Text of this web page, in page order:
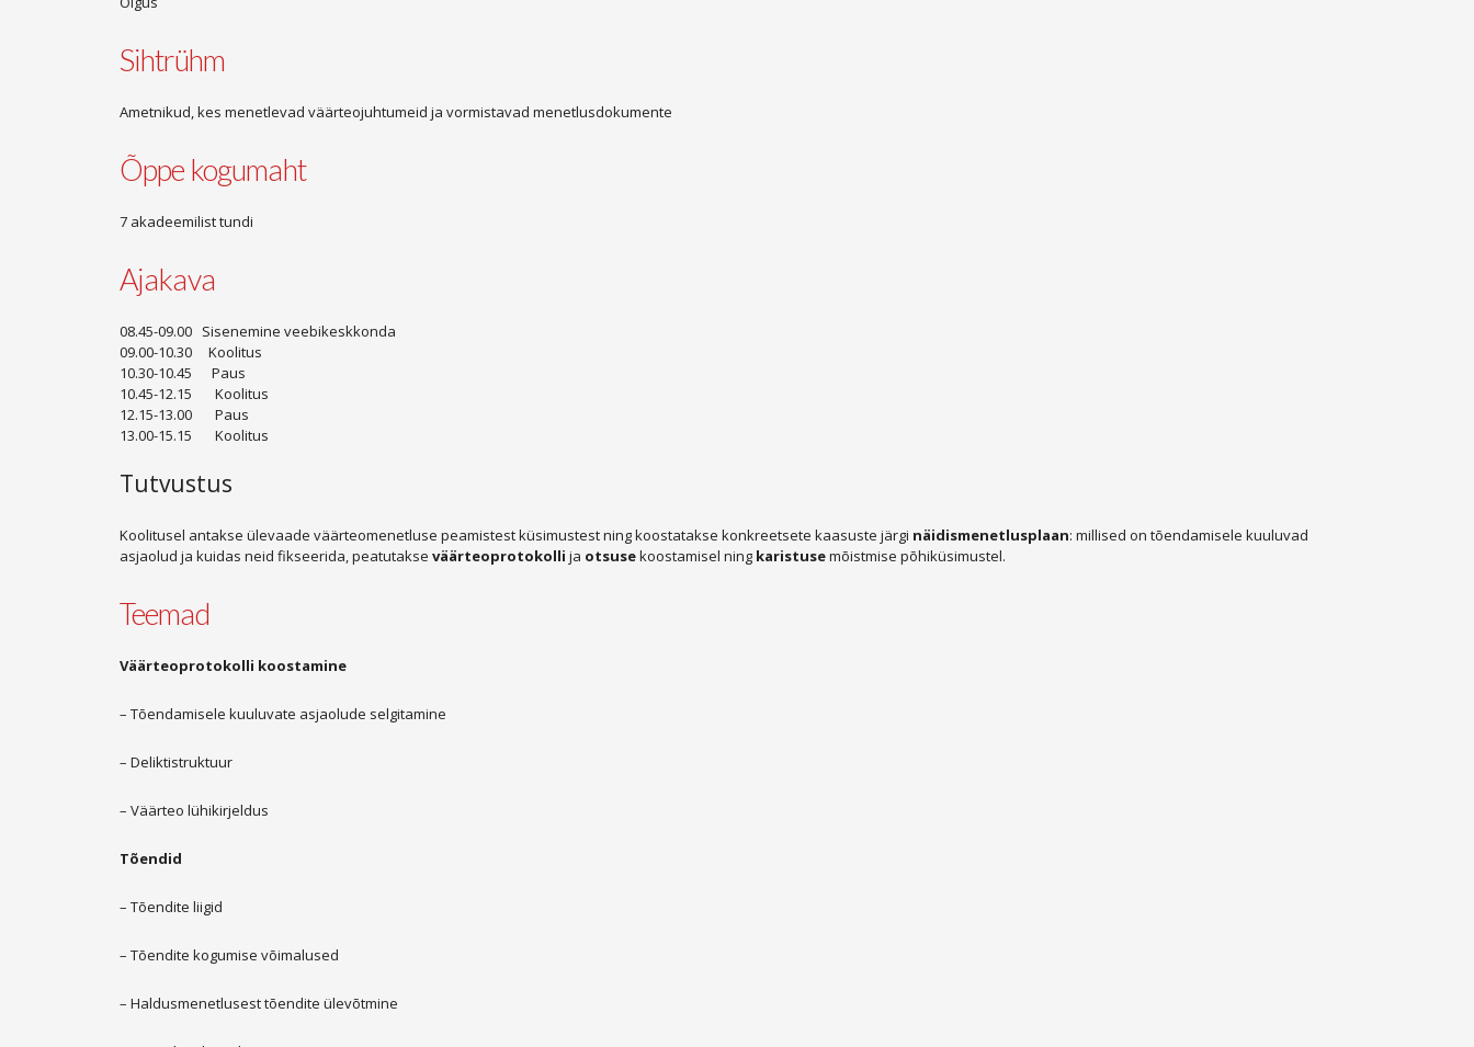
Sihtrühm
Ametnikud, kes menetlevad väärteojuhtumeid ja vormistavad menetlusdokumente
Õppe kogumaht
7 akadeemilist tundi
Ajakava
08.45-09.00 Sisenemine veebikeskkonda
09.00-10.30 Koolitus
10.30-10.45 Paus
10.45-12.15 Koolitus
12.15-13.00 Paus
13.00-15.15 Koolitus
Tutvustus
Koolitusel antakse ülevaade väärteomenetluse peamistest küsimustest ning koostatakse konkreetsete kaasuste järgi näidismenetlusplaan: millised on tõendamisele kuuluvad
asjaolud ja kuidas neid fikseerida, peatutakse väärteoprotokolli ja otsusekoostamisel ning karistusemõistmise põhiküsimustel.
Teemad
Väärteoprotokolli koostamine
– Tõendamisele kuuluvate asjaolude selgitamine
– Deliktistruktuur
– Väärteo lühikirjeldus
Tõendid
– Tõendite liigid
– Tõendite kogumise võimalused
– Haldusmenetlusest tõendite ülevõtmine